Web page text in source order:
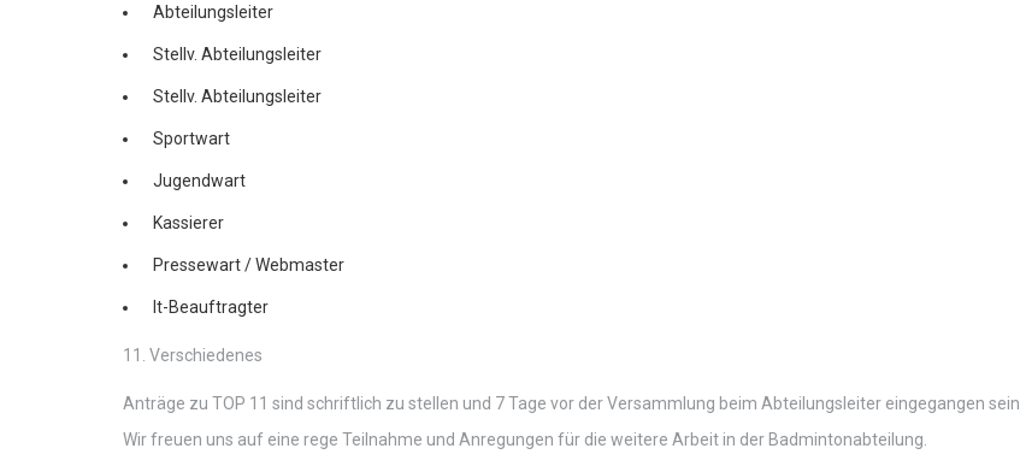
Abteilungsleiter
Stellv. Abteilungsleiter
Stellv. Abteilungsleiter
Sportwart
Jugendwart
Kassierer
Pressewart / Webmaster
It-Beauftragter
11. Verschiedenes
Anträge zu TOP 11 sind schriftlich zu stellen und 7 Tage vor der Versammlung beim Abteilungsleiter eingegangen sein.
Wir freuen uns auf eine rege Teilnahme und Anregungen für die weitere Arbeit in der Badmintonabteilung.